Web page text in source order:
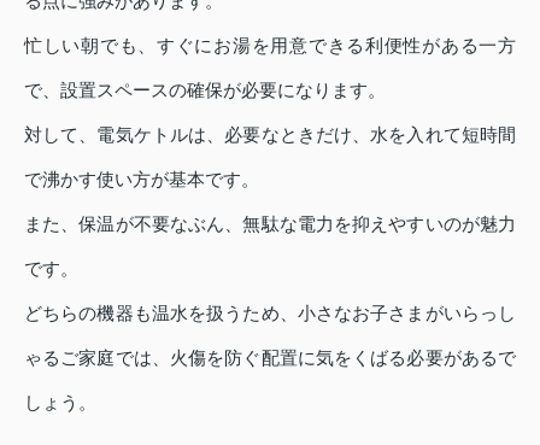
忙しい朝でも、すぐにお湯を用意できる利便性がある一方
で、設置スペースの確保が必要になります。
対して、電気ケトルは、必要なときだけ、水を入れて短時間
で沸かす使い方が基本です。
また、保温が不要なぶん、無駄な電力を抑えやすいのが魅力
です。
どちらの機器も温水を扱うため、小さなお子さまがいらっし
ゃるご家庭では、火傷を防ぐ配置に気をくばる必要があるで
しょう。